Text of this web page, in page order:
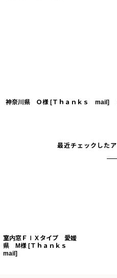
神奈川県 Ｏ様 [Ｔｈａｎｋｓ mail]
最近チェックした
室内窓ＦＩＸタイプ 愛媛
県 M様 [Ｔｈａｎｋｓ
mail]